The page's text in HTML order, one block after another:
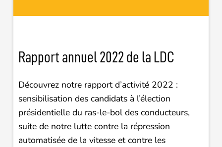
Rapport annuel 2022 de la LDC
Découvrez notre rapport d’activité 2022 :
sensibilisation des candidats à l’élection
présidentielle du ras-le-bol des conducteurs,
suite de notre lutte contre la répression
automatisée de la vitesse et contre les